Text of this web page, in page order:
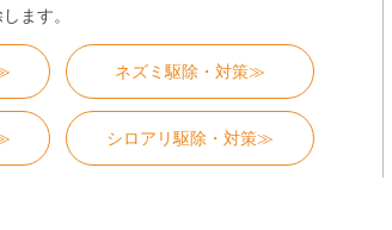
ます。
ネズミ駆除・対策≫
シロアリ駆除・対策≫